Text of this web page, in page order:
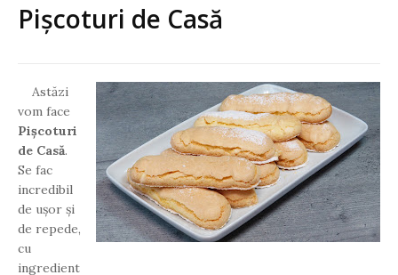
Pișcoturi de Casă
Astăzi
vom face
Pișcoturi
de Casă.
Se fac
incredibil
de ușor și
de repede,
cu
ingredient